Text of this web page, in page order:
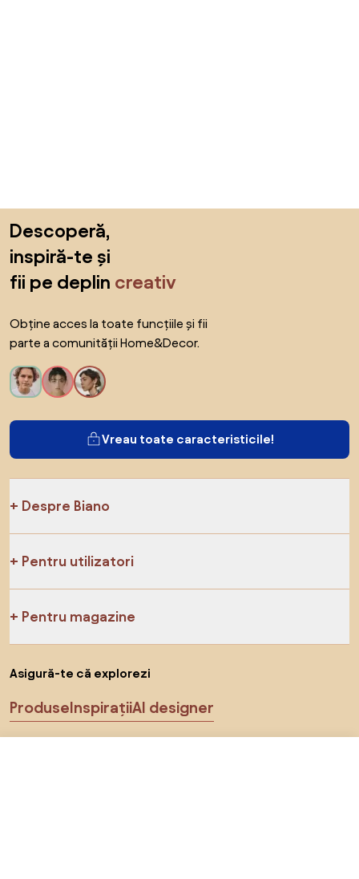
Descoperă,
inspiră-te și
fii pe deplin creativ
Obține acces la toate funcțiile și fii
parte a comunității Home&Decor.
Vreau toate caracteristicile!
Despre Biano
Pentru utilizatori
Pentru magazine
Asigură-te că explorezi
ProduseInspirațiiAI designer